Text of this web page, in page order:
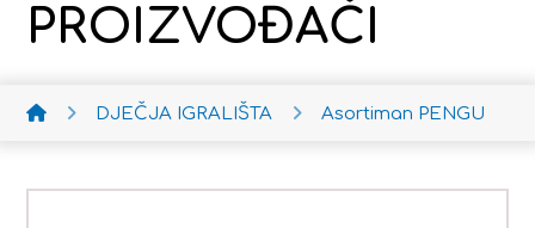
PROIZVOĐAČI
DJEČJA IGRALIŠTA Asortiman PENGU